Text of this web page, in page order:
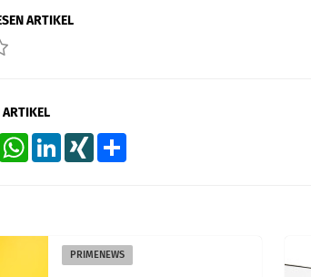
ARTIKEL
ARTIKEL
MessengerWhatsAppLinkedInXING
PRIMENEWS